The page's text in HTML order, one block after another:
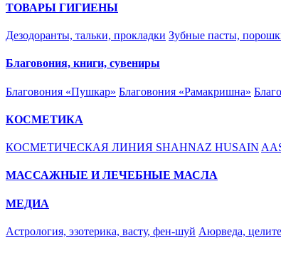
ТОВАРЫ ГИГИЕНЫ
Дезодоранты, тальки, прокладки Зубные пасты,
Благовония, книги, сувениры
Благовония «Пушкар» Благовония «Рамакришна»
КОСМЕТИКА
КОСМЕТИЧЕСКАЯ ЛИНИЯ SHAHNAZ HUSAIN
МАССАЖНЫЕ И ЛЕЧЕБНЫЕ МАСЛА
МЕДИА
Астрология, эзотерика, васту, фен-шуй Аюрведа,